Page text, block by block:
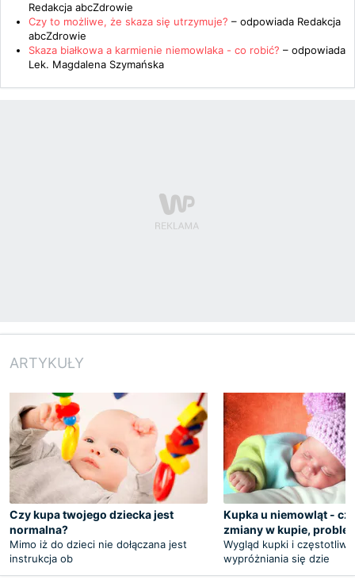
Redakcja abcZdrowie
Czy to możliwe, że skaza się utrzymuje? – odpowiada Redakcja
abcZdrowie
Skaza białkowa a karmienie niemowlaka - co robić? – odpowiada
Lek. Magdalena Szymańska
ARTYKUŁY
Czy kupa twojego dziecka jest
normalna?
Mimo iż do dzieci nie dołączana jest
instrukcja ob
Kupka u niemowląt -
zmiany w kupie,
Wygląd kupki i
wypróżniania się dzie